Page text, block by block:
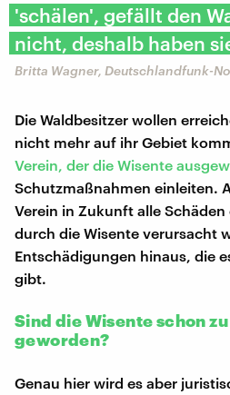
'schälen', gefällt den
nicht, deshalb haben
Britta Wagner, Deutschlandfunk-
Die Waldbesitzer wollen
nicht mehr auf ihr Gebiet
Verein, der die Wisente
Schutzmaßnahmen einleiten.
Verein in Zukunft alle
durch die Wisente verursacht
Entschädigungen hinaus, die
gibt.
Sind die Wisente schon
geworden?
Genau hier wird es aber